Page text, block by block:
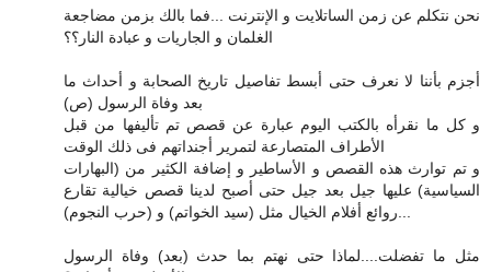
نحن نتكلم عن زمن الساتلايت و الإنترنت ...فما بالك بزمن مضاجعة
الغلمان و الجاريات و عبادة النار؟؟
أجزم بأننا لا نعرف حتى أبسط تفاصيل تاريخ الصحابة و أحداث ما
بعد وفاة الرسول (ص)
و كل ما نقرأه بالكتب اليوم عبارة عن قصص تم تأليفها من قبل
الأطراف المتصارعة لتمرير أجنداتهم فى ذلك الوقت
و تم توارث هذه القصص و الأساطير و إضافة الكثير من (البهارات
السياسية) عليها جيل بعد جيل حتى أصبح لدينا قصص خيالية تقارع
مثل ما تفضلت....لماذا حتى نهتم بما حدث (بعد) وفاة الرسول